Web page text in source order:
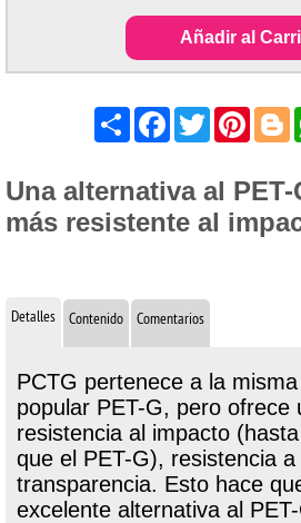
Añadir al
ShareFacebook
Twitter
Una alternativa al PET-
más resistente al
Detalles Contenido Comentarios
PCTG pertenece a la
popular PET-G, pero ofrece
resistencia al impacto
que el PET-G), resistencia
transparencia. Esto hace
excelente alternativa al